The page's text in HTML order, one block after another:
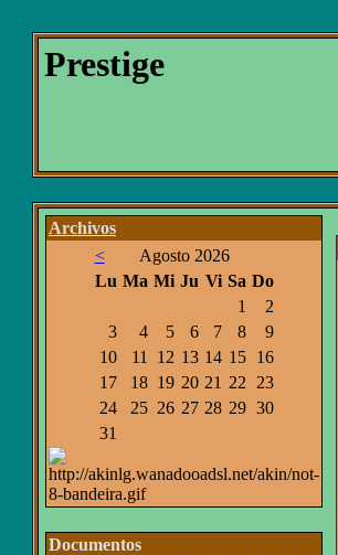
Prestige
Archivos
<
Agosto 2026
Lu Ma Mi Ju Vi Sa Do
1
2
3
4 5 6 7 8
9
10
11 12 13 14 15
16
17
18 19 20 21 22
23
24
25 26 27 28 29 30
31
Documentos